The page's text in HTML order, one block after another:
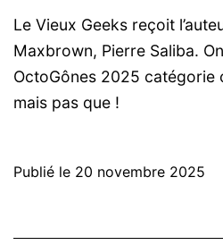
Le Vieux Geeks reçoit
Maxbrown, Pierre Saliba.
OctoGônes 2025 catégorie
mais pas que !
Publié le 20 novembre 2025